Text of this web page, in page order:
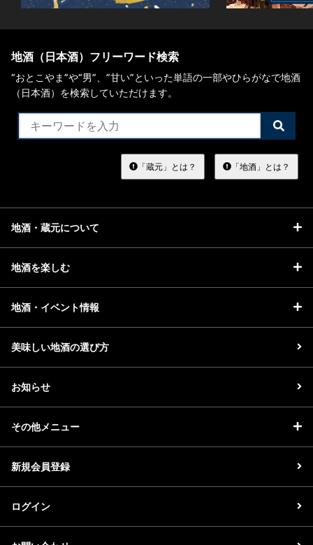
地酒（日本酒）フリーワード検索
“おとこやま”や“男”、”甘い”といった単語の一部やひらがなで地酒
（日本酒）を検索していただけます。
検
索
る
「蔵元」とは？ 「地酒」とは？
地酒・蔵元について
地酒を楽しむ
地酒・イベント情報
美味しい地酒の選び方
お知らせ
その他メニュー
新規会員登録
ログイン